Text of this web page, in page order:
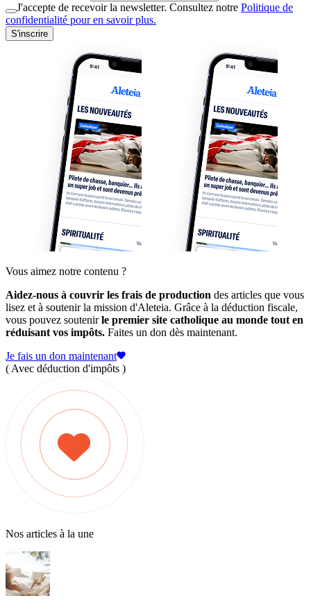
J'accepte de recevoir la newsletter. Consultez notre Politique de
confidentialité pour en savoir plus.
S'inscrire
Vous aimez notre contenu ?
Aidez-nous à couvrir les frais de production des articles que vous
lisez et à soutenir la mission d'Aleteia. Grâce à la déduction fiscale,
vous pouvez soutenirle premier site catholique au monde tout en
réduisant vos impôts. Faites un don dès maintenant.
Je fais un don maintenant
( Avec déduction d'impôts )
Nos articles à la une